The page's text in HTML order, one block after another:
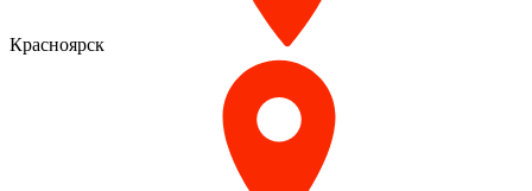
Красноярск